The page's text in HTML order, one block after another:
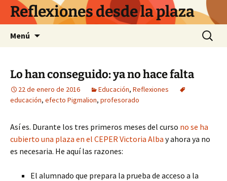
Saltar
contenido
Reflexiones desde la plaza
Menú Buscar:
Lo han conseguido: ya no hace falta
22 de enero de 2016 Educación, Reflexiones
educación, efecto Pigmalion, profesorado
Así es. Durante los tres primeros meses del curso no se ha
cubierto una plaza en el CEPER Victoria Alba y ahora ya no
es necesaria. He aquí las razones:
El alumnado que prepara la prueba de acceso a la